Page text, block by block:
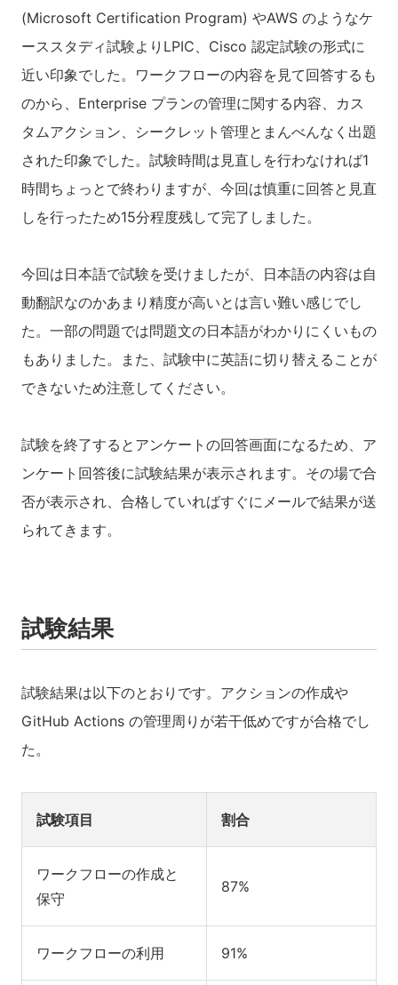
(Microsoft Certification Program) やAWS のようなケ
ーススタディ試験よりLPIC、Cisco 認定試験の形式に
近い印象でした。ワークフローの内容を見て回答するも
のから、Enterprise プランの管理に関する内容、カス
タムアクション、シークレット管理とまんべんなく出題
された印象でした。試験時間は見直しを行わなければ1
時間ちょっとで終わりますが、今回は慎重に回答と見直
しを行ったため15分程度残して完了しました。
今回は日本語で試験を受けましたが、日本語の内容は自
動翻訳なのかあまり精度が高いとは言い難い感じでし
た。一部の問題では問題文の日本語がわかりにくいもの
もありました。また、試験中に英語に切り替えることが
できないため注意してください。
試験を終了するとアンケートの回答画面になるため、ア
ンケート回答後に試験結果が表示されます。その場で合
否が表示され、合格していればすぐにメールで結果が送
られてきます。
試験結果
試験結果は以下のとおりです。アクションの作成や
GitHub Actions の管理周りが若干低めですが合格でし
た。
試験項目 割合
ワークフローの作成と
保守
87%
ワークフローの利用 91%